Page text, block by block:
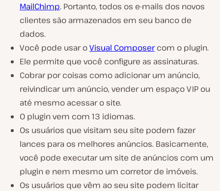
MailChimp. Portanto, todos os e-mails dos novos
clientes são armazenados em seu banco de
dados.
Você pode usar oVisual Composercom o plugin.
Ele permite que você configure as assinaturas.
Cobrar por coisas como adicionar um anúncio,
reivindicar um anúncio, vender um espaço VIP ou
até mesmo acessar o site.
O plugin vem com 13 idiomas.
Os usuários que visitam seu site podem fazer
lances para os melhores anúncios. Basicamente,
você pode executar um site de anúncios com um
plugin e nem mesmo um corretor de imóveis.
Os usuários que vêm ao seu site podem licitar